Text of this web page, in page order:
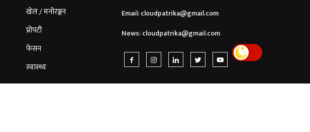
खेल / मनोरञ्जन
प्रोपटी
फेसन
स्वास्थ्य
Email:cloudpatrika@gmail.com
News:cloudpatrika@gmail.com